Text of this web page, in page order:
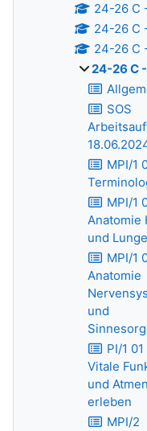
24-26 C
24-26 C
24-26 C
24-26 C
SOS
MPI/1
MPI/1
Anatomie
und Lunge
MPI/1
Anatomie
und
PI/1
Vitale
und Atmen
erleben
MPI/2